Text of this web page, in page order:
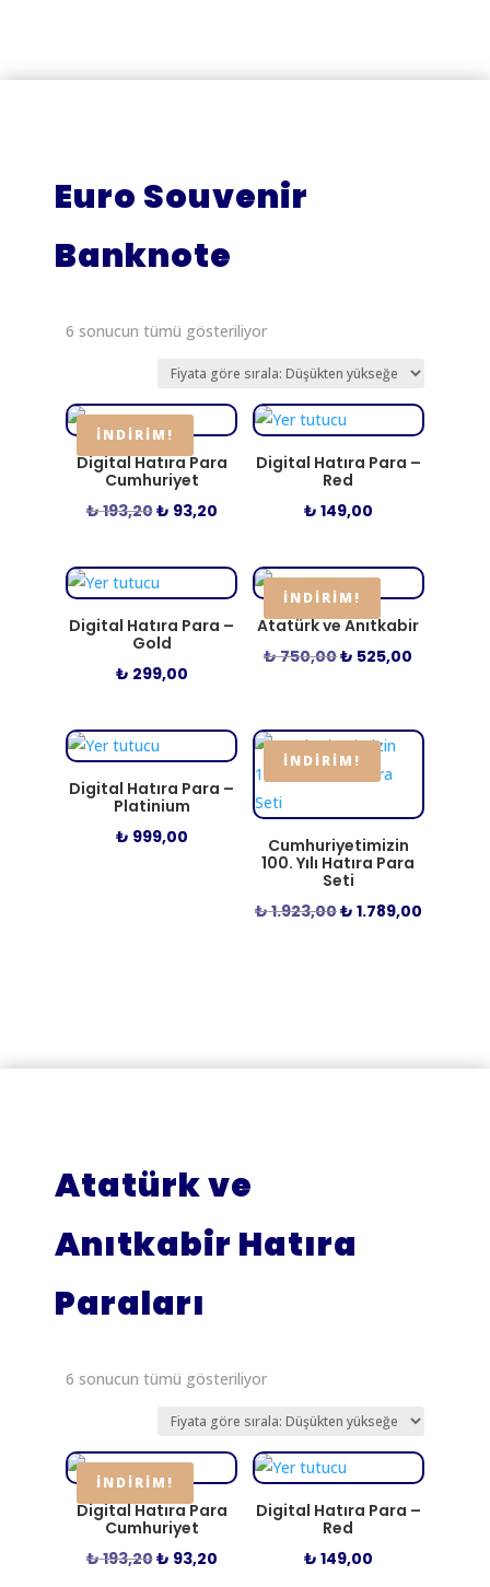
Euro Souvenir
Banknote
6 sonucun tümü gösteriliyorFiyata
sıralandı:
düşükten
yükseğe
İNDIRIM!
Digital Hatıra Para
Cumhuriyet
₺193,20Orijinal
₺ 193,20.
₺ 93,20Şu
fiyat:
₺ 93,20.
Digital Hatıra Para –
Red
₺ 149,00
Digital Hatıra Para –
Gold
₺ 299,00
İNDIRIM!
Atatürk ve Anıtkabir
₺750,00Orijinal
₺ 525,00
₺ 525,00.
Digital Hatıra Para –
Platinium
₺ 999,00
İNDIRIM!
Cumhuriyetimizin
100. Yılı Hatıra Para
Seti
₺1.923,00Orijinal
₺ 1.789,00Şu
Atatürk ve
Anıtkabir Hatıra
Paraları
6 sonucun tümü gösteriliyorFiyata
sıralandı:
düşükten
yükseğe
İNDIRIM!
Digital Hatıra Para
Cumhuriyet
₺193,20Orijinal
₺ 93,20Şu
Digital Hatıra Para –
Red
₺ 149,00